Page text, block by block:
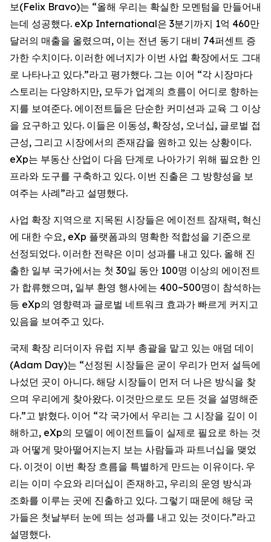
보(Felix Bravo)는 “올해 우리는 확실한 모멘텀을 만들어내
는데 성공했다. eXp International은 3분기까지 1억 460만
달러의 매출을 올렸으며, 이는 전년 동기 대비 74퍼센트 증
가한 수치이다. 이러한 에너지가 이번 사업 확장에서도 그대
로 나타나고 있다.”라고 평가했다. 그는 이어 “각 시장마다
스토리는 다양하지만, 모두가 업계의 흐름이 어디로 향하는
지를 보여준다. 에이전트들은 단순한 커미션과 교육 그 이상
을 요구하고 있다. 이들은 이동성, 확장성, 오너십, 글로벌 접
근성, 그리고 시장에서의 존재감을 원하고 있는 상황이다.
eXp는 부동산 산업이 다음 단계로 나아가기 위해 필요한 인
프라와 도구를 구축하고 있다. 이번 진출은 그 방향성을 보
여주는 사례”라고 설명했다.
사업 확장 지역으로 지목된 시장들은 에이전트 잠재력, 혁신
에 대한 수요, eXp 플랫폼과의 명확한 적합성을 기준으로
선정되었다. 이러한 전략은 이미 성과를 내고 있다. 올해 진
출한 일부 국가에서는 첫 30일 동안 100명 이상의 에이전트
가 합류했으며, 일부 환영 행사에는 400~500명이 참석하는
등 eXp의 영향력과 글로벌 네트워크 효과가 빠르게 커지고
있음을 보여주고 있다.
국제 확장 리더이자 유럽 지부 총괄을 맡고 있는 애덤 데이
(Adam Day)는 “선정된 시장들은 굳이 우리가 먼저 설득에
나섰던 곳이 아니다. 해당 시장들이 먼저 더 나은 방식을 찾
으며 우리에게 찾아왔다. 이것만으로도 모든 것을 설명해준
다.”고 밝혔다. 이어 “각 국가에서 우리는 그 시장을 깊이 이
해하고, eXp의 모델이 에이전트들이 실제로 필요로 하는 것
과 어떻게 맞아떨어지는지 보는 사람들과 파트너십을 맺었
다. 이것이 이번 확장 흐름을 특별하게 만드는 이유이다. 우
리는 이미 수요와 리더십이 존재하고, 우리의 운영 방식과
조화를 이루는 곳에 진출하고 있다. 그렇기 때문에 해당 국
가들은 첫날부터 눈에 띄는 성과를 내고 있는 것이다.”라고
설명했다.